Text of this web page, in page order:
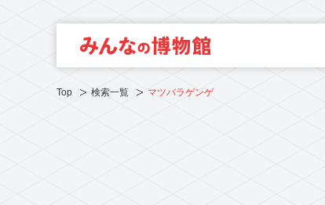
Top 検索一覧 マツバラゲンゲ